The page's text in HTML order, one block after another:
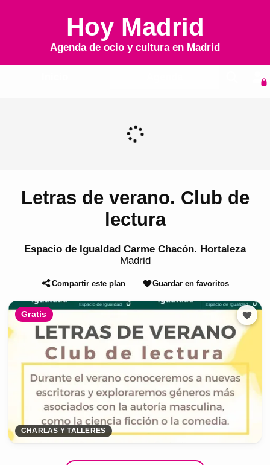
Hoy Madrid
Agenda de ocio y cultura en Madrid
Letras de verano. Club de
lectura
Espacio de Igualdad Carme Chacón. Hortaleza
Madrid
Compartir este plan Guardar en favoritos
Gratis
CHARLAS Y TALLERES